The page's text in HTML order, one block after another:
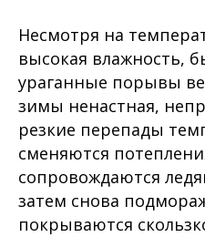
Несмотря на
высокая влажность,
ураганные порывы
зимы ненастная,
резкие перепады
сменяются
сопровождаются
затем снова
покрываются